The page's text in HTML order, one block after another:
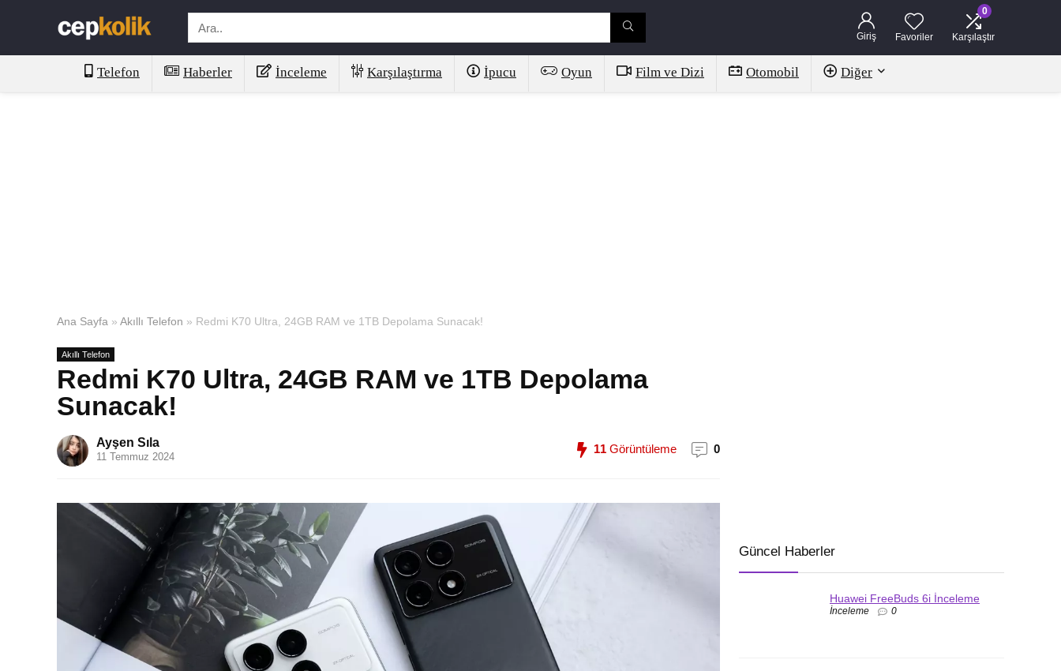
Giriş Favoriler
0
Karşılaştır
Telefon Haberler İnceleme Karşılaştırma İpucu Oyun Film ve Dizi Otomobil Diğer
Ana Sayfa » Akıllı Telefon » Redmi K70 Ultra, 24GB RAM ve 1TB Depolama Sunacak!
Akıllı Telefon
Redmi K70 Ultra, 24GB RAM ve 1TB Depolama
Sunacak!
Ayşen Sıla
11 Temmuz 2024
11 Görüntüleme 0
Güncel Haberler
Huawei FreeBuds 6i İnceleme
İnceleme 0